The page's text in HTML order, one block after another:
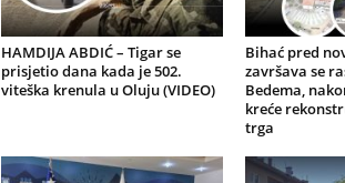
HAMDIJA ABDIĆ – Tigar se
prisjetio dana kada je 502.
viteška krenula u Oluju (VIDEO)
Bihać pred
završava se
Bedema,
kreće
trga